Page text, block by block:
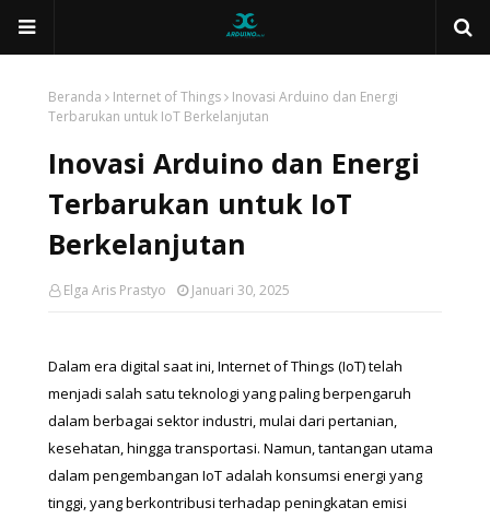
Beranda Internet of Things
Inovasi Arduino dan Energi
Terbarukan untuk IoT Berkelanjutan
Inovasi Arduino dan Energi
Terbarukan untuk IoT
Berkelanjutan
Elga Aris Prastyo Januari 30, 2025
Dalam era digital saat ini, Internet of Things (IoT) telah
menjadi salah satu teknologi yang paling berpengaruh
dalam berbagai sektor industri, mulai dari pertanian,
kesehatan, hingga transportasi. Namun, tantangan utama
dalam pengembangan IoT adalah konsumsi energi yang
tinggi, yang berkontribusi terhadap peningkatan emisi